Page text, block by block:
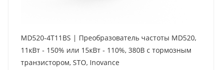
MD520-4T11BS | Преобразователь частоты MD520,
11кВт - 150% или 15кВт - 110%, 380В с тормозным
транзистором, STO, Inovance